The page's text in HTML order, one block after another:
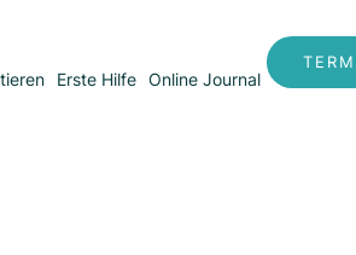
Erste Hilfe Online Journal